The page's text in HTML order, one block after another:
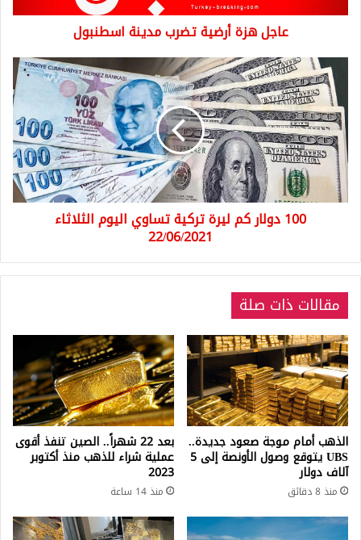
عاجل هزة أرضية تضرب مدينة اسطنبول
دولار
كم
ليرة
تركية
تساوي
اليوم
الثلاثاء
22/06/2021
100 دولار كم ليرة تركية تساوي اليوم الثلاثاء
22/06/2021
مقالات ذات صلة
الذهب أمام موجة صعود جديدة..
UBS يتوقع وصول الأونصة إلى 5
آلاف دولار
منذ 8 دقائق
بعد 22 شهراً.. الصين تنفذ أقوى
عملية شراء للذهب منذ أكتوبر
2023
منذ 14 ساعة